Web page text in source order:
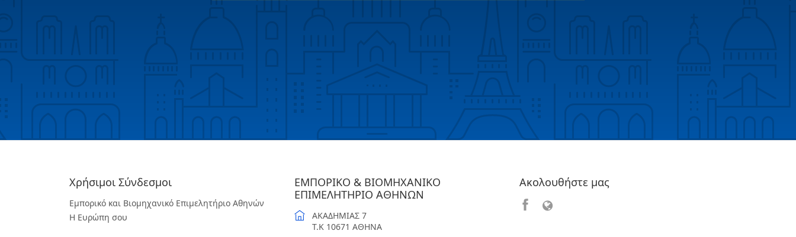
Χρήσιμοι Σύνδεσμοι
Εμπορικό και Βιομηχανικό Επιμελητήριο Αθηνών
Η Ευρώπη σου
ΕΜΠΟΡΙΚΟ & ΒΙΟΜΗΧΑΝΙΚΟ
ΕΠΙΜΕΛΗΤΗΡΙΟ ΑΘΗΝΩΝ
ΑΚΑΔΗΜΙΑΣ 7
T.K 10671 ΑΘΗΝΑ
Ακολουθήστε μας